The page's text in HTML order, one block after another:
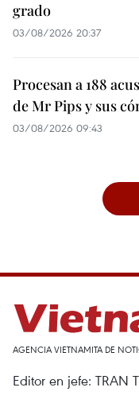
grado
03/08/2026 20:37
Procesan a 188
de Mr Pips y sus
03/08/2026 09:43
AGENCIA VIETNAMITA DE
Editor en jefe: TRAN